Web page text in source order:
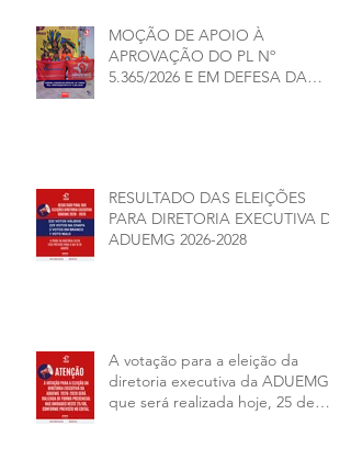
MOÇÃO DE APOIO À
APROVAÇÃO DO PL Nº
5.365/2026 E EM DEFESA DA
RESULTADO DAS ELEIÇÕES
PARA DIRETORIA EXECUTIVA DA
ADUEMG 2026-2028
A votação para a eleição da
diretoria executiva da ADUEMG
que será realizada hoje, 25 de